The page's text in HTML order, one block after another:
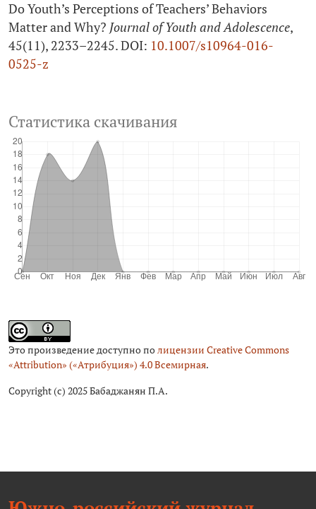
Это произведение доступно полицензии Creative Commons
«Attribution» («Атрибуция») 4.0 Всемирная.
Copyright (c) 2025 Бабаджанян П.А.
Do Youth’s Perceptions of Teachers’ Behaviors
Matter and Why? Journal of Youth and Adolescence,
45(11), 2233–2245. DOI: 10.1007/s10964-016-
0525‑z
Статистика скачивания